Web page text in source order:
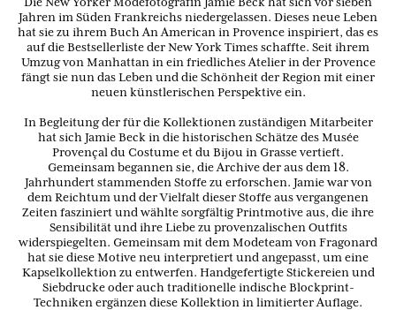
Jahren im Süden Frankreichs niedergelassen. Dieses neue Leben
hat sie zu ihrem Buch An American in Provence inspiriert, das es
auf die Bestsellerliste der New York Times schaffte. Seit ihrem
Umzug von Manhattan in ein friedliches Atelier in der Provence
fängt sie nun das Leben und die Schönheit der Region mit einer
neuen künstlerischen Perspektive ein.
In Begleitung der für die Kollektionen zuständigen Mitarbeiter
hat sich Jamie Beck in die historischen Schätze des Musée
Provençal du Costume et du Bijou in Grasse vertieft.
Gemeinsam begannen sie, die Archive der aus dem 18.
Jahrhundert stammenden Stoffe zu erforschen. Jamie war von
dem Reichtum und der Vielfalt dieser Stoffe aus vergangenen
Zeiten fasziniert und wählte sorgfältig Printmotive aus, die ihre
Sensibilität und ihre Liebe zu provenzalischen Outfits
widerspiegelten. Gemeinsam mit dem Modeteam von Fragonard
hat sie diese Motive neu interpretiert und angepasst, um eine
Kapselkollektion zu entwerfen. Handgefertigte Stickereien und
Siebdrucke oder auch traditionelle indische Blockprint-
Techniken ergänzen diese Kollektion in limitierter Auflage.